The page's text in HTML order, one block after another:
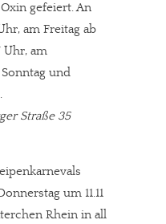
gefeiert. An
am Freitag ab
Uhr, am
und
Straße 35
um 11.11
Rhein in all